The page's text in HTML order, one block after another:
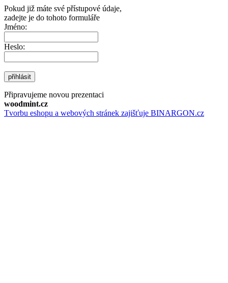
Pokud již máte své přístupové údaje,
zadejte je do tohoto formuláře
Jméno:
Heslo:
přihlásit
Připravujeme novou prezentaci
woodmint.cz
Tvorbu eshopu a webových stránek zajišťuje BINARGON.cz